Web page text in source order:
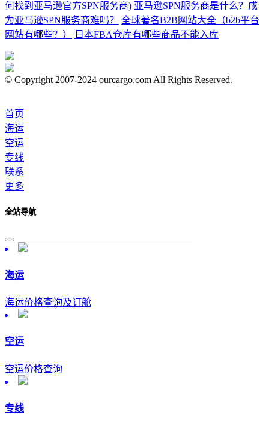
何找到亚马逊官方SPN服务商) 亚马逊SPN服务商是什么？成
为亚马逊SPN服务商难吗？
全球著名B2B网站大全（b2b平台
网站有哪些？）
日本FBA仓库有哪些商品不能入库
© Copyright 2007-2024 ourcargo.com All Rights Reserved.
首页
海运
空运
专线
联系
更多
全站导航
海运
海运价格查询及订舱
空运
空运价格查询
专线